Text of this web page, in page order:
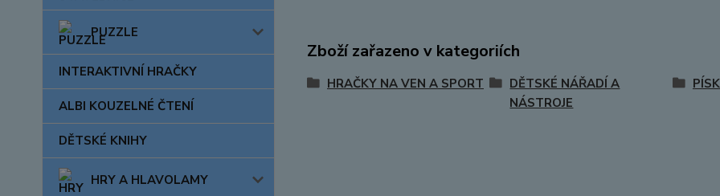
PUZZLE
INTERAKTIVNÍ HRAČKY
ALBI KOUZELNÉ ČTENÍ
DĚTSKÉ KNIHY
HRY A HLAVOLAMY
Zboží zařazeno v kategoriích
HRAČKY NA VEN A SPORT
DĚTSKÉ NÁŘADÍ A
NÁSTROJE